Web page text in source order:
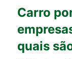
Carro
quais